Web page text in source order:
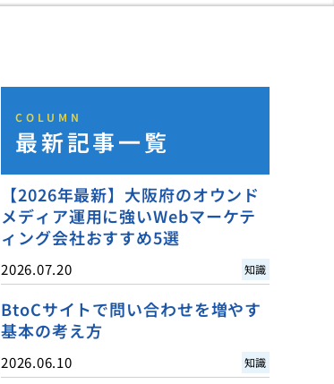
COLUMN
最新記事一覧
【2026年最新】大阪府のオウンド
メディア運用に強いWebマーケテ
ィング会社おすすめ5選
2026.07.20 知識
BtoCサイトで問い合わせを増やす
基本の考え方
2026.06.10 知識